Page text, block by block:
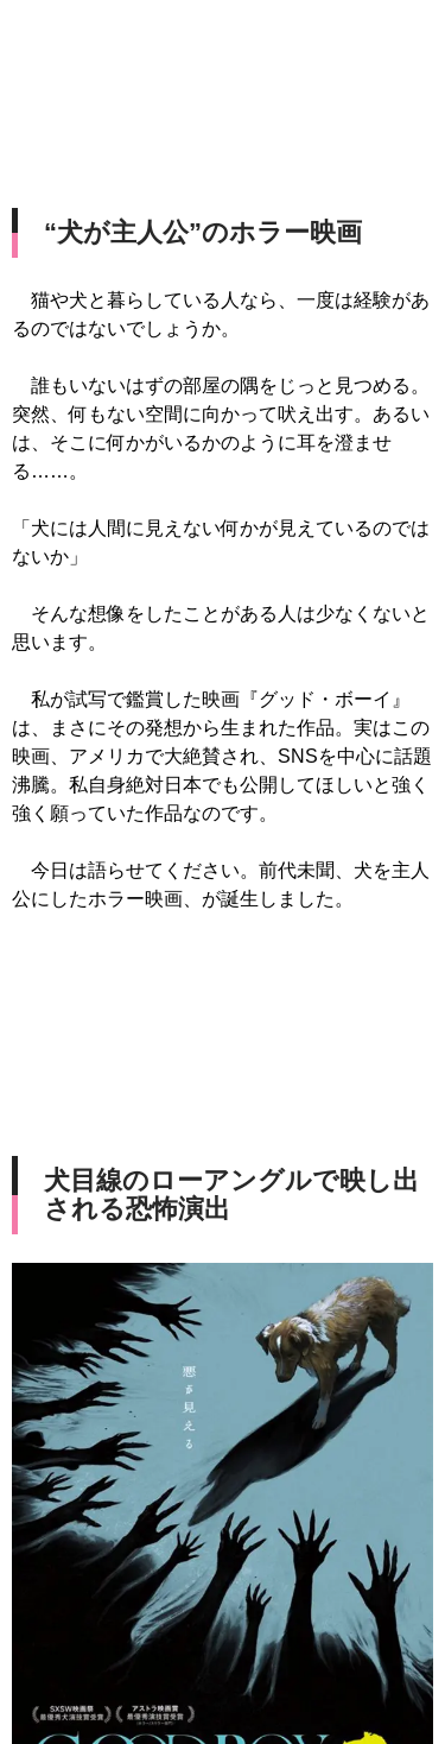
“犬が主人公”のホラー映画
猫や犬と暮らしている人なら、一度は経験があ
るのではないでしょうか。
誰もいないはずの部屋の隅をじっと見つめる。
突然、何もない空間に向かって吠え出す。あるい
は、そこに何かがいるかのように耳を澄ませ
る……。
「犬には人間に見えない何かが見えているのでは
ないか」
そんな想像をしたことがある人は少なくないと
思います。
私が試写で鑑賞した映画『グッド・ボーイ』
は、まさにその発想から生まれた作品。実はこの
映画、アメリカで大絶賛され、SNSを中心に話題
沸騰。私自身絶対日本でも公開してほしいと強く
強く願っていた作品なのです。
今日は語らせてください。前代未聞、犬を主人
公にしたホラー映画、が誕生しました。
犬目線のローアングルで映し出
される恐怖演出